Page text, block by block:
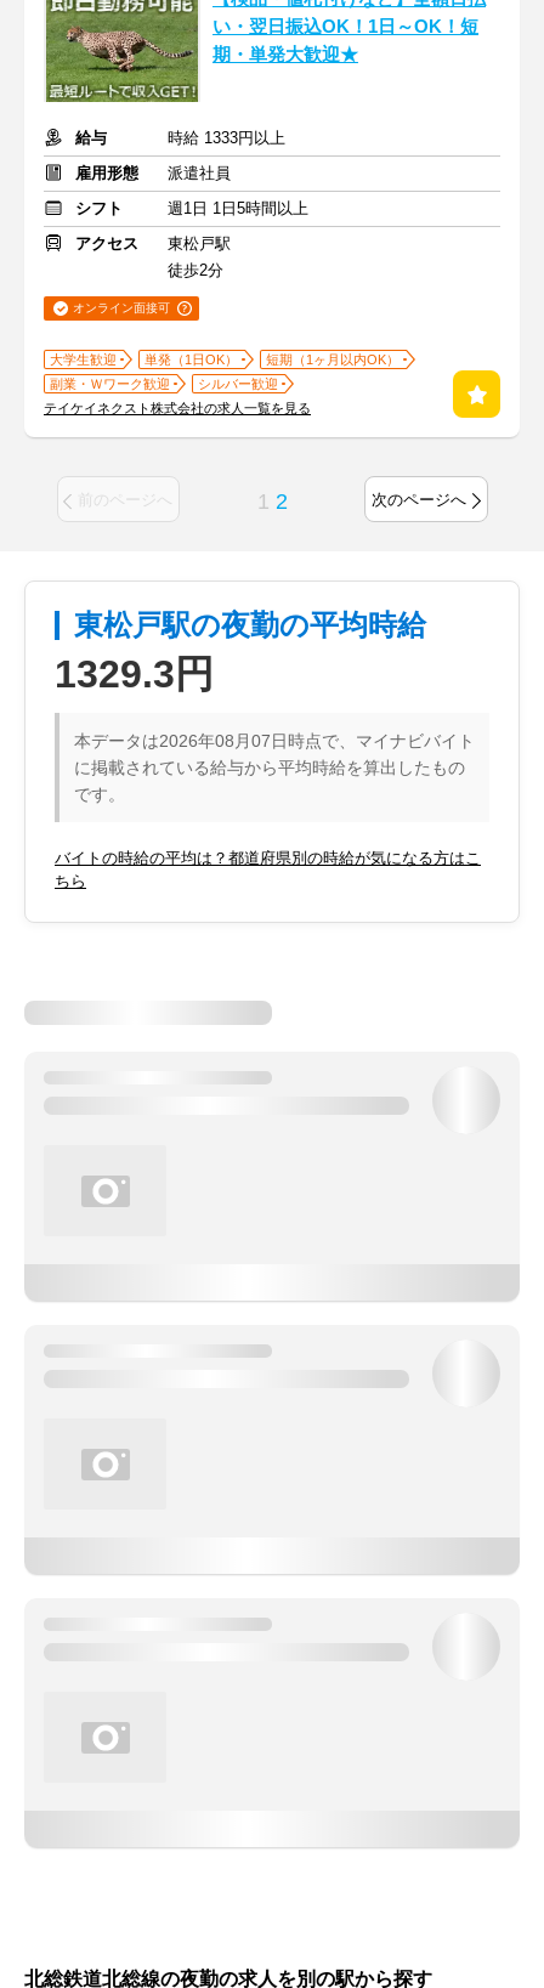
い・翌日振込OK！1日～OK！短
期・単発大歓迎★
給与
時給 1333円以上
雇用形態
派遣社員
シフト
週1日 1日5時間以上
アクセス
東松戸駅
徒歩2分
オンライン面接可
大学生歓迎 単発（1日OK）
短期（1ヶ月以内OK）
副業・Ｗワーク歓迎
シルバー歓迎
テイケイネクスト株式会社の求人一覧を見る
前のページへ 1 2 次のページへ
東松戸駅の夜勤の平均時給
1329.3円
本データは2026年08月07日時点で、マイナビバイト
に掲載されている給与から平均時給を算出したもの
です。
バイトの時給の平均は？都道府県別の時給が気になる方はこ
ちら
北総鉄道北総線の夜勤の求人を別の駅から探す